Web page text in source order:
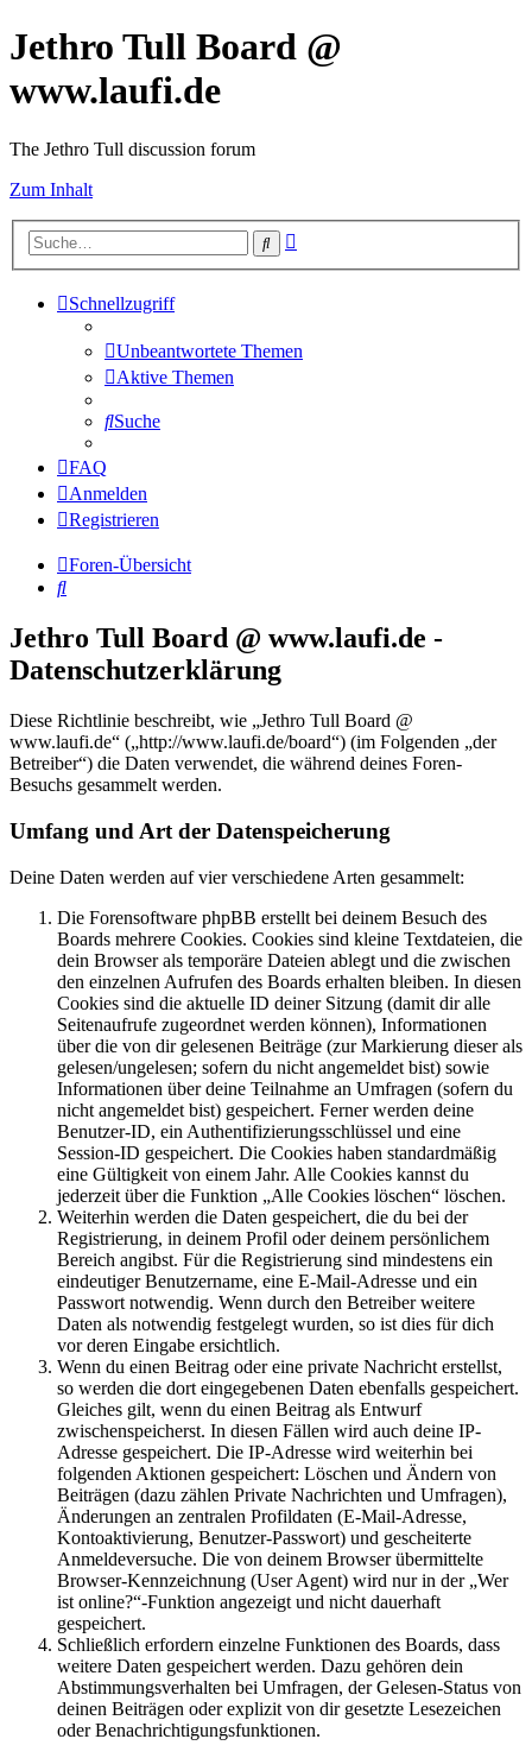
Jethro Tull Board @
www.laufi.de
The Jethro Tull discussion forum
Zum Inhalt
Suche
Schnellzugriff
Unbeantwortete Themen
Aktive Themen
Suche
FAQ
Anmelden
Registrieren
Foren-Übersicht
Suche
Jethro Tull Board @ www.laufi.de -
Datenschutzerklärung
Diese Richtlinie beschreibt, wie „Jethro Tull Board @
www.laufi.de“ („http://www.laufi.de/board“) (im Folgenden „der
Betreiber“) die Daten verwendet, die während deines Foren-
Besuchs gesammelt werden.
Umfang und Art der Datenspeicherung
Deine Daten werden auf vier verschiedene Arten gesammelt:
Die Forensoftware phpBB erstellt bei deinem Besuch des
Boards mehrere Cookies. Cookies sind kleine Textdateien, die
dein Browser als temporäre Dateien ablegt und die zwischen
den einzelnen Aufrufen des Boards erhalten bleiben. In diesen
Cookies sind die aktuelle ID deiner Sitzung (damit dir alle
Seitenaufrufe zugeordnet werden können), Informationen
über die von dir gelesenen Beiträge (zur Markierung dieser als
gelesen/ungelesen; sofern du nicht angemeldet bist) sowie
Informationen über deine Teilnahme an Umfragen (sofern du
nicht angemeldet bist) gespeichert. Ferner werden deine
Benutzer-ID, ein Authentifizierungsschlüssel und eine
Session-ID gespeichert. Die Cookies haben standardmäßig
eine Gültigkeit von einem Jahr. Alle Cookies kannst du
jederzeit über die Funktion „Alle Cookies löschen“ löschen.
Weiterhin werden die Daten gespeichert, die du bei der
Registrierung, in deinem Profil oder deinem persönlichem
Bereich angibst. Für die Registrierung sind mindestens ein
eindeutiger Benutzername, eine E-Mail-Adresse und ein
Passwort notwendig. Wenn durch den Betreiber weitere
Daten als notwendig festgelegt wurden, so ist dies für dich
vor deren Eingabe ersichtlich.
Wenn du einen Beitrag oder eine private Nachricht erstellst,
so werden die dort eingegebenen Daten ebenfalls gespeichert.
Gleiches gilt, wenn du einen Beitrag als Entwurf
zwischenspeicherst. In diesen Fällen wird auch deine IP-
Adresse gespeichert. Die IP-Adresse wird weiterhin bei
folgenden Aktionen gespeichert: Löschen und Ändern von
Beiträgen (dazu zählen Private Nachrichten und Umfragen),
Änderungen an zentralen Profildaten (E-Mail-Adresse,
Kontoaktivierung, Benutzer-Passwort) und gescheiterte
Anmeldeversuche. Die von deinem Browser übermittelte
Browser-Kennzeichnung (User Agent) wird nur in der „Wer
ist online?“-Funktion angezeigt und nicht dauerhaft
gespeichert.
Schließlich erfordern einzelne Funktionen des Boards, dass
weitere Daten gespeichert werden. Dazu gehören dein
Abstimmungsverhalten bei Umfragen, der Gelesen-Status von
deinen Beiträgen oder explizit von dir gesetzte Lesezeichen
oder Benachrichtigungsfunktionen.